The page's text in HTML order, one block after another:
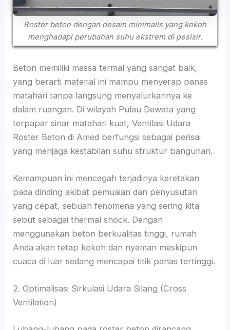
Roster beton dengan desain minimalis yang kokoh
menghadapi perubahan suhu ekstrem di pesisir.
Beton memiliki massa termal yang sangat baik,
yang berarti material ini mampu menyerap panas
matahari tanpa langsung menyalurkannya ke
dalam ruangan. Di wilayah Pulau Dewata yang
terpapar sinar matahari kuat, Ventilasi Udara
Roster Beton di Amed berfungsi sebagai perisai
yang menjaga kestabilan suhu struktur bangunan.
Kemampuan ini mencegah terjadinya keretakan
pada dinding akibat pemuaian dan penyusutan
yang cepat, sebuah fenomena yang sering kita
sebut sebagai thermal shock. Dengan
menggunakan beton berkualitas tinggi, rumah
Anda akan tetap kokoh dan nyaman meskipun
cuaca di luar sedang mencapai titik panas tertinggi.
2. Optimalisasi Sirkulasi Udara Silang (Cross
Ventilation)